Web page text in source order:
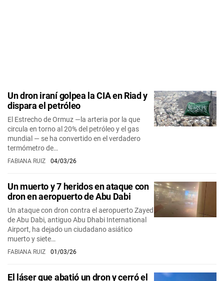
Un dron iraní golpea la CIA en Riad y
dispara el petróleo
El Estrecho de Ormuz —la arteria por la que
circula en torno al 20% del petróleo y el gas
mundial — se ha convertido en el verdadero
termómetro de…
FABIANA RUIZ 04/03/26
Un muerto y 7 heridos en ataque con
dron en aeropuerto de Abu Dabi
Un ataque con dron contra el aeropuerto Zayed
de Abu Dabi, antiguo Abu Dhabi International
Airport, ha dejado un ciudadano asiático
muerto y siete…
FABIANA RUIZ 01/03/26
El láser que abatió un dron y cerró el